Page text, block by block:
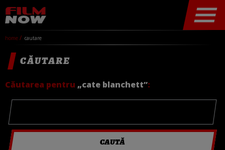
home cautare
CĂUTARE
Căutarea pentru „cate blanchett”: